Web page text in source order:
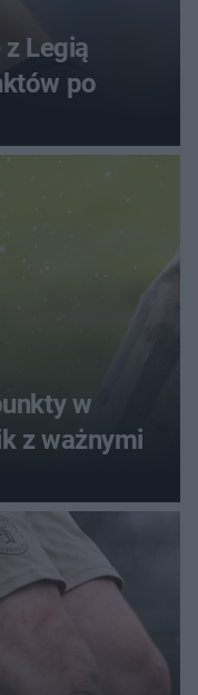
Legią
po
w
z ważnymi